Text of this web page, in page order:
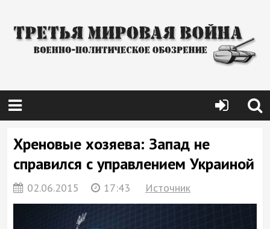
Хреновые хозяева: Запад не
справился с управлением Украиной
02.06.2015 17:43 Источник